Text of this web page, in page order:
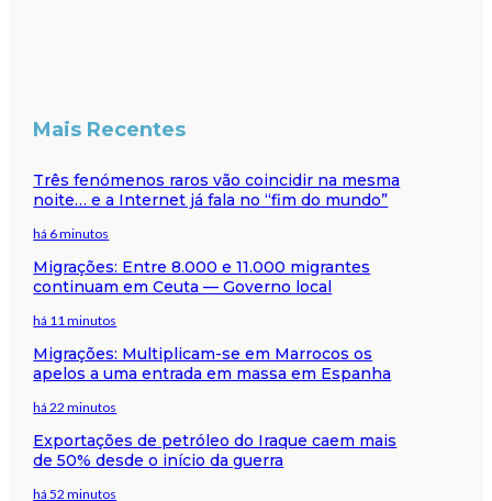
Mais Recentes
Três fenómenos raros vão coincidir na mesma
noite… e a Internet já fala no “fim do mundo”
há 6 minutos
Migrações: Entre 8.000 e 11.000 migrantes
continuam em Ceuta — Governo local
há 11 minutos
Migrações: Multiplicam-se em Marrocos os
apelos a uma entrada em massa em Espanha
há 22 minutos
Exportações de petróleo do Iraque caem mais
de 50% desde o início da guerra
há 52 minutos